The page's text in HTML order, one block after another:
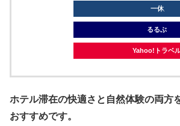
一休
るるぶ
Yahoo!トラベ
ホテル滞在の快適さと自然体験の両方
おすすめです。